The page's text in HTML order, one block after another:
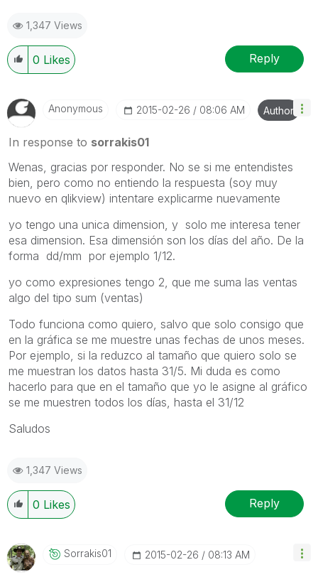
1,347 Views
0 Likes Reply
Anonymous ‎2015-02-26 08:06 AM Author
In response to sorrakis01
Wenas, gracias por responder. No se si me entendistes
bien, pero como no entiendo la respuesta (soy muy
nuevo en qlikview) intentare explicarme nuevamente
yo tengo una unica dimension, y solo me interesa tener
esa dimension. Esa dimensión son los días del año. De la
forma dd/mm por ejemplo 1/12.
yo como expresiones tengo 2, que me suma las ventas
algo del tipo sum (ventas)
Todo funciona como quiero, salvo que solo consigo que
en la gráfica se me muestre unas fechas de unos meses.
Por ejemplo, si la reduzco al tamaño que quiero solo se
me muestran los datos hasta 31/5. Mi duda es como
hacerlo para que en el tamaño que yo le asigne al gráfico
se me muestren todos los días, hasta el 31/12
Saludos
1,347 Views
0 Likes Reply
Sorrakis01 ‎2015-02-26 08:13 AM